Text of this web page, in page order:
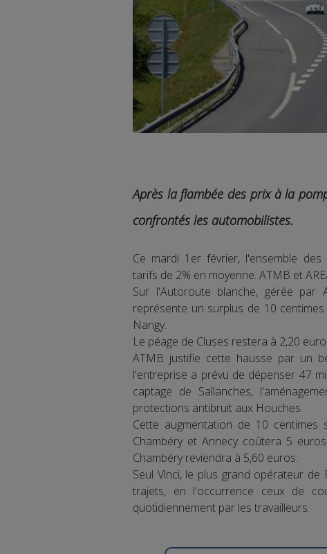
Après la flambée des prix à la
confrontés les automobilistes.
Ce mardi 1er février, l'ensemble
tarifs de 2% en moyenne. ATMB et
Sur l'Autoroute blanche, gérée par
représente un surplus de 10
Nangy.
Le péage de Cluses restera à 2,20
ATMB justifie cette hausse par un
l'entreprise a prévu de dépenser 47
captage de Sallanches,
protections antibruit aux Houches.
Cette augmentation de 10
Chambéry et Annecy coûtera 5
Chambéry reviendra à 5,60 euros.
Seul Vinci, le plus grand opérateur
trajets, en l'occurrence ceux de
quotidiennement par les travailleurs.